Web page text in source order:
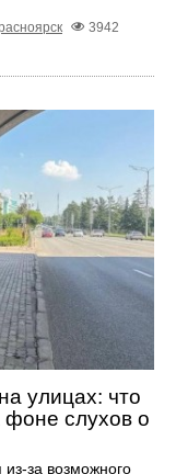
3942
улицах: что
фоне слухов о
за возможного